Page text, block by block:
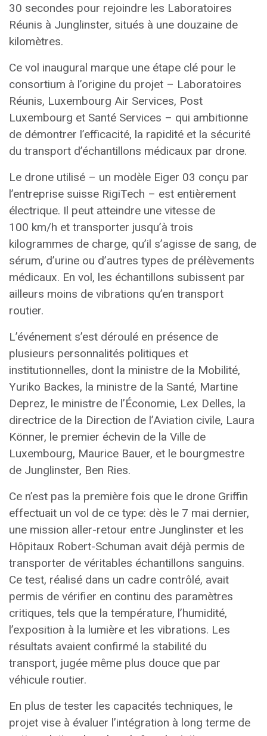
30 secondes pour rejoindre les Laboratoires
Réunis à Junglinster, situés à une douzaine de
kilomètres.
Ce vol inaugural marque une étape clé pour le
consortium à l’origine du projet – Laboratoires
Réunis, Luxembourg Air Services, Post
Luxembourg et Santé Services – qui ambitionne
de démontrer l’efficacité, la rapidité et la sécurité
du transport d’échantillons médicaux par drone.
Le drone utilisé – un modèle Eiger 03 conçu par
l’entreprise suisse RigiTech – est entièrement
électrique. Il peut atteindre une vitesse de
100 km/h et transporter jusqu’à trois
kilogrammes de charge, qu’il s’agisse de sang, de
sérum, d’urine ou d’autres types de prélèvements
médicaux. En vol, les échantillons subissent par
ailleurs moins de vibrations qu’en transport
routier.
L’événement s’est déroulé en présence de
plusieurs personnalités politiques et
institutionnelles, dont la ministre de la Mobilité,
Yuriko Backes, la ministre de la Santé, Martine
Deprez, le ministre de l’Économie, Lex Delles, la
directrice de la Direction de l’Aviation civile, Laura
Könner, le premier échevin de la Ville de
Luxembourg, Maurice Bauer, et le bourgmestre
de Junglinster, Ben Ries.
Ce n’est pas la première fois que le drone Griffin
effectuait un vol de ce type: dès le 7 mai dernier,
une mission aller-retour entre Junglinster et les
Hôpitaux Robert-Schuman avait déjà permis de
transporter de véritables échantillons sanguins.
Ce test, réalisé dans un cadre contrôlé, avait
permis de vérifier en continu des paramètres
critiques, tels que la température, l’humidité,
l’exposition à la lumière et les vibrations. Les
résultats avaient confirmé la stabilité du
transport, jugée même plus douce que par
véhicule routier.
En plus de tester les capacités techniques, le
projet vise à évaluer l’intégration à long terme de